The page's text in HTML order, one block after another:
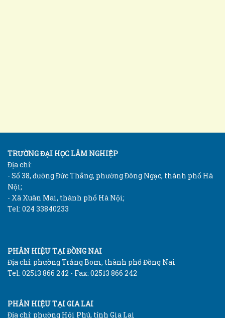
TRƯỜNG ĐẠI HỌC LÂM NGHIỆP
Địa chỉ:
- Số 38, đường Đức Thắng, phường Đông Ngạc, thành phố Hà
Nội;
- Xã Xuân Mai, thành phố Hà Nội;
Tel: 024 33840233
PHÂN HIỆU TẠI ĐỒNG NAI
Địa chỉ: phường Trảng Bom, thành phố Đồng Nai
Tel: 02513 866 242 - Fax: 02513 866 242
PHÂN HIỆU TẠI GIA LAI
Địa chỉ: phường Hội Phú, tỉnh Gia Lai